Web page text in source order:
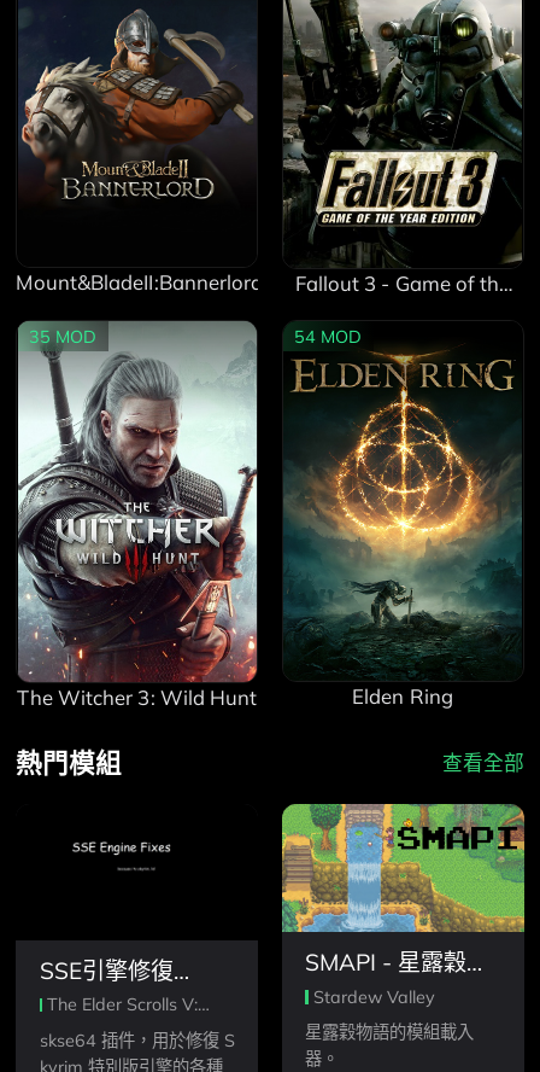
Mount&BladeII:Bannerlord
Fallout 3 - Game of the
35 MOD
The Witcher 3: Wild Hunt
54 MOD
Elden Ring
熱門模組 查看全部
SSE引擎修復
（skse64外掛程
式）
The Elder Scrolls V:
Skyrim Special Edition
skse64 插件，用於修復 S
kyrim 特別版引擎的各種
SMAPI - 星露穀物
語模組 API
Stardew Valley
星露穀物語的模組載入
器。